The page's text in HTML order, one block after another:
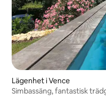
Lägenhet i Vence